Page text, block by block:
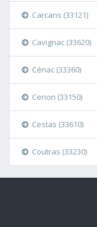
Carcans (33121)
Cavignac (33620)
Cénac (33360)
Cenon (33150)
Cestas (33610)
Coutras (33230)